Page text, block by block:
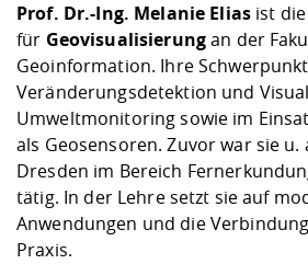
Prof. Dr.-Ing. Melanie Eliasist die
für Geovisualisierungan der
Geoinformation. Ihre
Veränderungsdetektion und
Umweltmonitoring sowie im
als Geosensoren. Zuvor war sie u.
Dresden im Bereich
tätig. In der Lehre setzt sie auf
Anwendungen und die
Praxis.